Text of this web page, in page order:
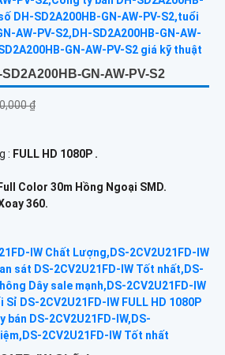
GN-AW-PV-S2
₫
: FULL HD 1080P .
Full Color 30m Hồng Ngoại SMD.
360.